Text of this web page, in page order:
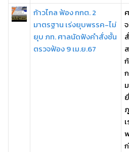
ก้าวไกล ฟ้อง กกต. 2
มาตรฐาน เร่งยุบพรรค-ไม่
ยุบ ภท. ศาลนัดฟังคำสั่งชั้น
ตรวจฟ้อง 9 เม.ย.67